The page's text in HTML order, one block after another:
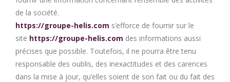
de la société.
https://groupe-helis.com s’efforce de fournir sur le
site https://groupe-helis.com des informations aussi
précises que possible. Toutefois, il ne pourra être tenu
responsable des oublis, des inexactitudes et des carences
dans la mise à jour, qu’elles soient de son fait ou du fait des